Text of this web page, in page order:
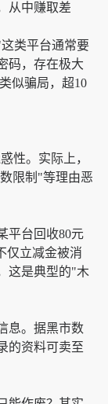
从中赚取差
类平台通常要
码，存在极大
似骗局，超10
性。实际上，
限制"等理由恶
台回收80元
仅立减金被消
这是典型的"木
。据黑市数
的资料可卖至